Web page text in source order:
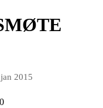
2015